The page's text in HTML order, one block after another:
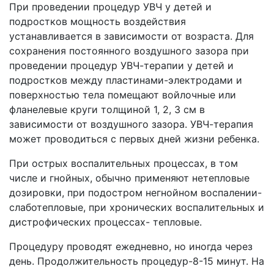
При проведении процедур УВЧ у детей и
подростков мощность воздействия
устанавливается в зависимости от возраста. Для
сохранения постоянного воздушного зазора при
проведении процедур УВЧ-терапии у детей и
подростков между пластинами-электродами и
поверхностью тела помещают войлочные или
фланелевые круги толщиной 1, 2, 3 см в
зависимости от воздушного зазора. УВЧ-терапия
может проводиться с первых дней жизни ребенка.
При острых воспалительных процессах, в том
числе и гнойных, обычно применяют нетепловые
дозировки, при подостром негнойном воспалении-
слаботепловые, при хронических воспалительных и
дистрофических процессах- тепловые.
Процедуру проводят ежедневно, но иногда через
день. Продолжительность процедур-8-15 минут. На